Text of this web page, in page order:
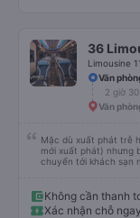
khen ngợi trong lĩnh
36
Limousine
Văn
2 giờ
Văn
Mặc dù xuất phát trễ
mới xuất phát) nhưng
Không cần thanh
Xác nhận chỗ